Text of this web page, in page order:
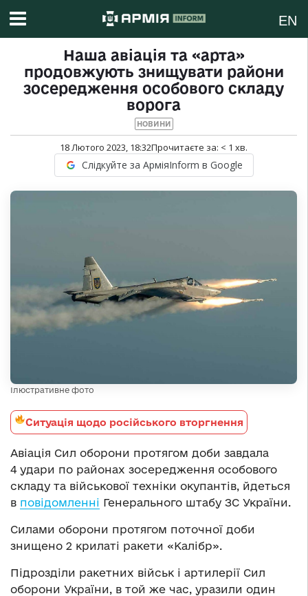
EN
Наша авіація та «арта»
продовжують знищувати райони
зосередження особового складу
ворога
НОВИНИ
18 Лютого 2023, 18:32Прочитаєте за: < 1 хв.
Слідкуйте за АрміяInform в Google
Ілюстративне фото
Ситуація щодо російського вторгнення
Авіація Сил оборони протягом доби завдала
4 удари по районах зосередження особового
складу та військової техніки окупантів, йдеться
в повідомленні Генерального штабу ЗС України.
Силами оборони протягом поточної доби
знищено 2 крилаті ракети «Калібр».
Підрозділи ракетних військ і артилерії Сил
оборони України, в той же час, уразили один